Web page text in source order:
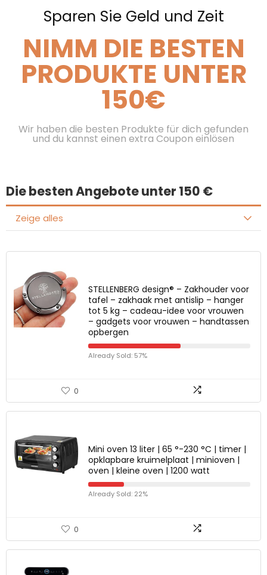
Sparen Sie Geld und Zeit
NIMM DIE BESTEN
PRODUKTE UNTER
150€
Wir haben die besten Produkte für dich gefunden
und du kannst einen extra Coupon einlösen
Die besten Angebote unter 150 €
Zeige alles
STELLENBERG design® – Zakhouder voor
tafel – zakhaak met antislip – hanger
tot 5 kg – cadeau-idee voor vrouwen
– gadgets voor vrouwen – handtassen
opbergen
Already Sold: 57%
0
Mini oven 13 liter | 65 °-230 °C | timer |
opklapbare kruimelplaat | minioven |
oven | kleine oven | 1200 watt
Already Sold: 22%
0